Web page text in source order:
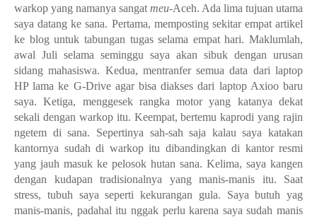
warkop yang namanya sangat meu-Aceh. Ada lima tujuan utama
saya datang ke sana. Pertama, memposting sekitar empat artikel
ke blog untuk tabungan tugas selama empat hari. Maklumlah,
awal Juli selama seminggu saya akan sibuk dengan urusan
sidang mahasiswa. Kedua, mentranfer semua data dari laptop
HP lama ke G-Drive agar bisa diakses dari laptop Axioo baru
saya. Ketiga, menggesek rangka motor yang katanya dekat
sekali dengan warkop itu. Keempat, bertemu kaprodi yang rajin
ngetem di sana. Sepertinya sah-sah saja kalau saya katakan
kantornya sudah di warkop itu dibandingkan di kantor resmi
yang jauh masuk ke pelosok hutan sana. Kelima, saya kangen
dengan kudapan tradisionalnya yang manis-manis itu. Saat
stress, tubuh saya seperti kekurangan gula. Saya butuh yag
manis-manis, padahal itu nggak perlu karena saya sudah manis